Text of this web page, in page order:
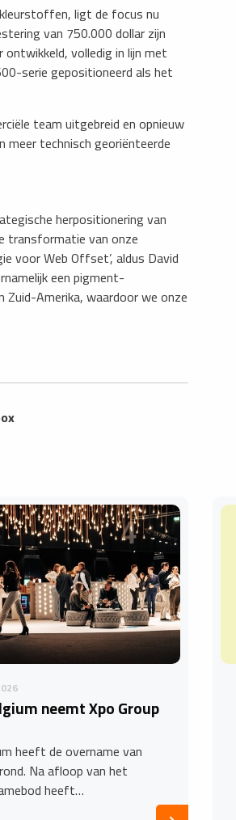
ligt de focus nu
van 750.000 dollar zijn
volledig in lijn met
serie gepositioneerd als het
team uitgebreid en opnieuw
technisch georiënteerde
herpositionering van
transformatie van onze
voor Web Offset’, aldus David
een pigment-
Amerika, waardoor we onze
neemt Xpo Group
heeft de overname van
Na afloop van het
heeft…